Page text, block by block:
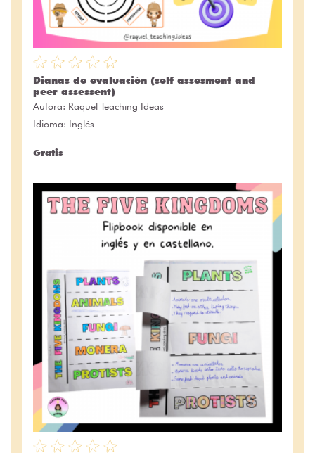
Dianas de evaluación (self assesment and
peer assessent)
Autora: Raquel Teaching Ideas
Idioma: Inglés
Gratis